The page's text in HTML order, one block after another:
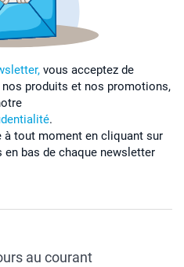
vous acceptez de
produits et nos promotions,
.
à tout moment en cliquant sur
bas de chaque newsletter
au courant